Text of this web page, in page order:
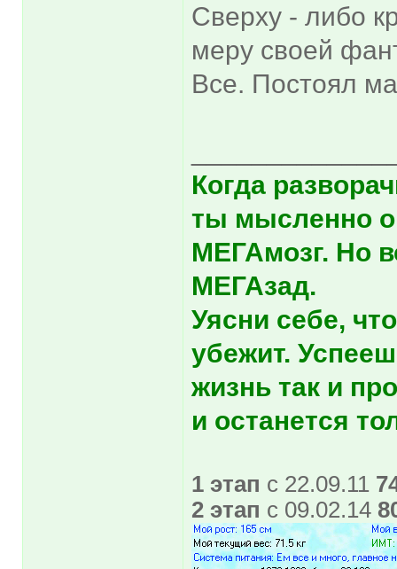
Сверху - либо
меру своей
Все. Постоял
Когда
ты мысленно
МЕГАмозг. Но
МЕГАзад.
Уясни себе,
убежит.
жизнь так и
и останется
1 этап с 22.09.11
2 этап с 09.02.14